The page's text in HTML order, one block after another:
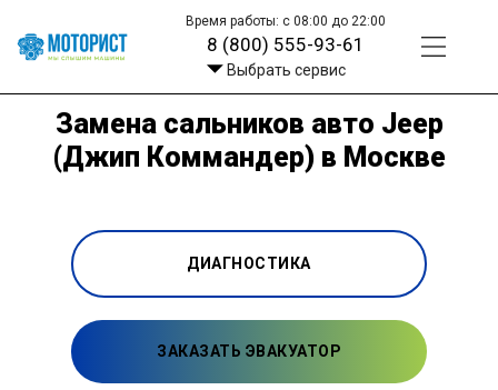
Время работы: с 08:00 до 22:00
8 (800) 555-93-61
Выбрать сервис
Замена сальников авто Jeep
(Джип Коммандер) в Москве
ДИАГНОСТИКА
ЗАКАЗАТЬ ЭВАКУАТОР